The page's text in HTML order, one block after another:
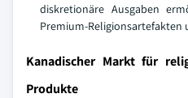
diskretionäre Ausgaben
Premium-Religionsartefakten
Kanadischer Markt für
Produkte